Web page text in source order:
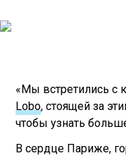
«Мы встретились с
Lobo, стоящей за
чтобы узнать
В сердце Париже,